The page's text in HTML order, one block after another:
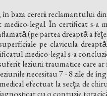
în baza cererii reclamantului
legal. În certificat s-
(pe partea dreaptă a
pe clavicula
medico-legal s-a
leziuni traumatice care
necesitau 7 - 8 zile de
efectuat la secţia de
cu o contuzie